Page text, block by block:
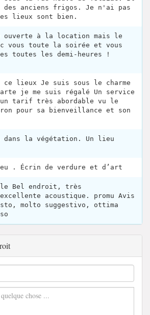
des anciens frigos. Je n'ai pas
les lieux sont bien.
à la location mais le
vous toute la soirée et vous
toutes les demi-heures !
ce lieux Je suis sous le charme
je me suis régalé Un service
tarif très abordable vu le
pour sa bienveillance et son
dans la végétation. Un lieu
. Écrin de verdure et d’art
Bel endroit, très
acoustique. promu Avis
molto suggestivo, ottima